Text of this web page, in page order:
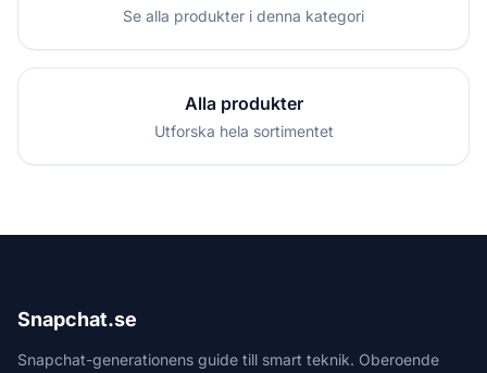
Se alla produkter i denna kategori
Alla produkter
Utforska hela sortimentet
Snapchat.se
Snapchat-generationens guide till smart teknik. Oberoende